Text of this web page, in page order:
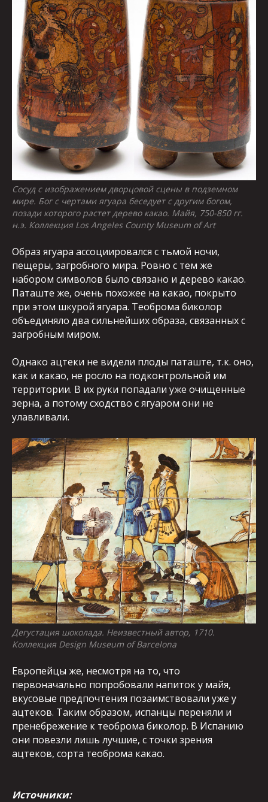
Сосуд c изображением дворцовой сцены в подземном
мире. Бог с чертами ягуара беседует с другим богом,
позади которого растет дерево какао. Майя, 750-850 гг.
н.э. Коллекция Los Angeles County Museum of Art
Образ ягуара ассоциировался с тьмой ночи,
пещеры, загробного мира. Ровно с тем же
набором символов было связано и дерево какао.
Паташте же, очень похожее на какао, покрыто
при этом шкурой ягуара. Теоброма биколор
объединяло два сильнейших образа, связанных с
загробным миром.
Однако ацтеки не видели плоды паташте, т.к. оно,
как и какао, не росло на подконтрольной им
территории. В их руки попадали уже очищенные
зерна, а потому сходство с ягуаром они не
улавливали.
Дегуcтация шоколада. Неизвестный автор, 1710.
Коллекция Design Museum of Barcelona
Европейцы же, несмотря на то, что
первоначально попробовали напиток у майя,
вкусовые предпочтения позаимствовали уже у
ацтеков. Таким образом, испанцы переняли и
пренебрежение к теоброма биколор. В Испанию
они повезли лишь лучшие, с точки зрения
ацтеков, сорта теоброма какао.
Источники: